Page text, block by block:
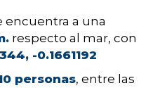
encuentra a una
respecto al mar, con
-0.1661192
personas, entre las